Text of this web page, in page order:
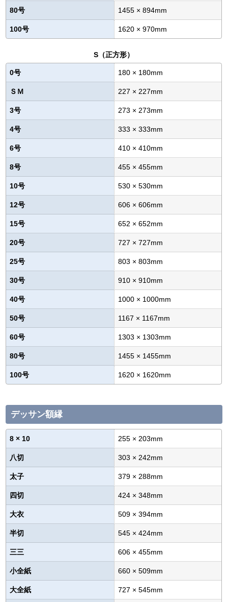
80号 1455 × 894mm
100号 1620 × 970mm
S（正方形）
0号 180 × 180mm
ＳＭ 227 × 227mm
3号 273 × 273mm
4号 333 × 333mm
6号 410 × 410mm
8号 455 × 455mm
10号 530 × 530mm
12号 606 × 606mm
15号 652 × 652mm
20号 727 × 727mm
25号 803 × 803mm
30号 910 × 910mm
40号 1000 × 1000mm
50号 1167 × 1167mm
60号 1303 × 1303mm
80号 1455 × 1455mm
100号 1620 × 1620mm
デッサン額縁
8 × 10 255 × 203mm
八切 303 × 242mm
太子 379 × 288mm
四切 424 × 348mm
大衣 509 × 394mm
半切 545 × 424mm
三三 606 × 455mm
小全紙 660 × 509mm
大全紙 727 × 545mm